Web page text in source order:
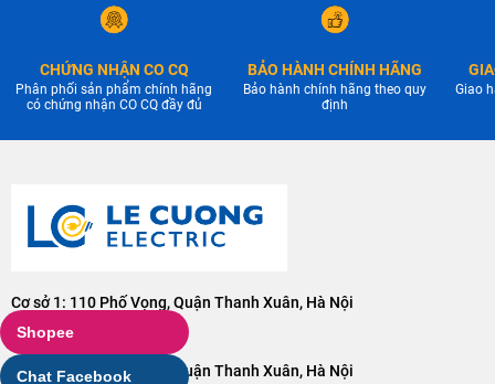
CHỨNG NHẬN CO CQ
Phân phối sản phẩm chính hãng
có chứng nhận CO CQ đầy đủ
BẢO HÀNH CHÍNH HÃNG
Bảo hành chính hãng theo quy
định
Giao
Cơ sở 1: 110 Phố Vọng, Quận Thanh Xuân, Hà Nội
Điện thoại:
Cơ sở 2: 106 Phố Vọng, Quận Thanh Xuân, Hà Nội
Shopee
Chat Facebook